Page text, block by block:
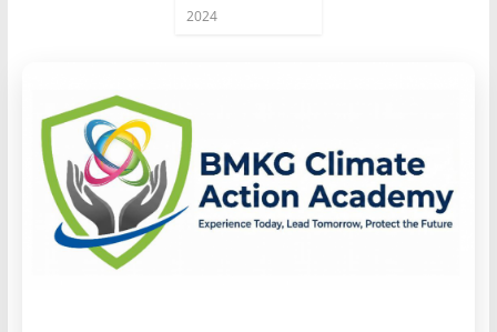
2024